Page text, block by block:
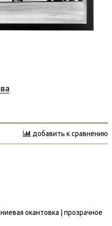
добавить к сравнению
окантовка | прозрачное